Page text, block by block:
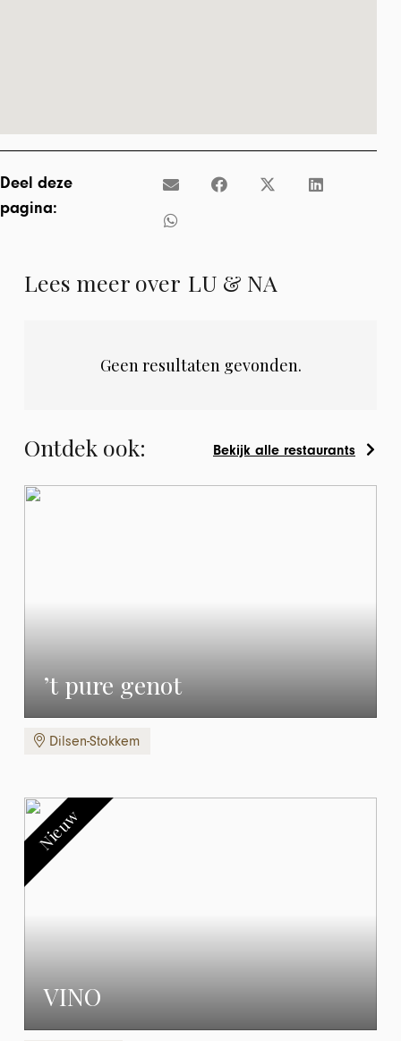
Deel deze
pagina:
Lees meer over LU & NA
Geen resultaten gevonden.
Ontdek ook: Bekijk alle restaurants
’t pure genot
Dilsen-Stokkem
Nieuw
VINO